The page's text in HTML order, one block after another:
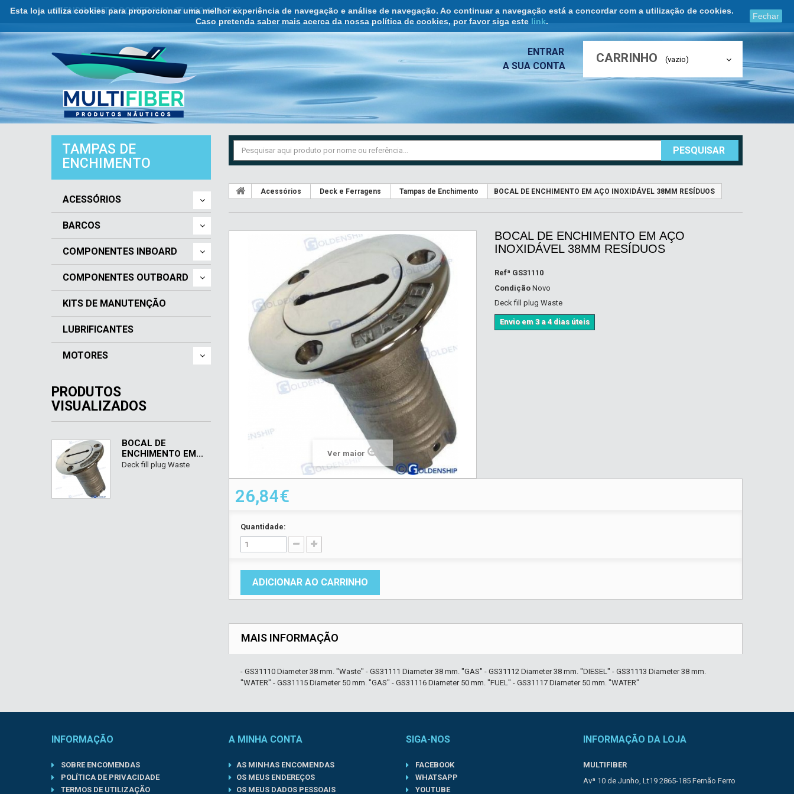
Esta loja utiliza cookies para proporcionar uma melhor experiência de navegação e análise de navegação. Ao continuar a navegação está a concordar com a utilização de cookies.
Caso pretenda saber mais acerca da nossa política de cookies, por favor siga este link.
Fechar
ATENDIMENTO COMERCIAL ☏ 932 121 707
CARRINHO (vazio)
ENTRAR
A SUA CONTA
PESQUISAR
TAMPAS DE
ENCHIMENTO
ACESSÓRIOS
BARCOS
COMPONENTES INBOARD
COMPONENTES OUTBOARD
KITS DE MANUTENÇÃO
LUBRIFICANTES
MOTORES
PRODUTOS
VISUALIZADOS
BOCAL DE
ENCHIMENTO EM...
Deck fill plug Waste
Acessórios Deck e Ferragens Tampas de Enchimento BOCAL DE ENCHIMENTO EM AÇO INOXIDÁVEL 38MM RESÍDUOS
Ver maior
BOCAL DE ENCHIMENTO EM AÇO
INOXIDÁVEL 38MM RESÍDUOS
Refª GS31110
Condição Novo
Deck fill plug Waste
Envio em 3 a 4 dias úteis
26,84€
Quantidade:
ADICIONAR AO CARRINHO
MAIS INFORMAÇÃO
- GS31110 Diameter 38 mm. "Waste" - GS31111 Diameter 38 mm. "GAS" - GS31112 Diameter 38 mm. "DIESEL" - GS31113 Diameter 38 mm.
"WATER" - GS31115 Diameter 50 mm. "GAS" - GS31116 Diameter 50 mm. "FUEL" - GS31117 Diameter 50 mm. "WATER"
INFORMAÇÃO
SOBRE ENCOMENDAS
POLÍTICA DE PRIVACIDADE
TERMOS DE UTILIZAÇÃO
A MINHA CONTA
AS MINHAS ENCOMENDAS
OS MEUS ENDEREÇOS
OS MEUS DADOS PESSOAIS
SIGA-NOS
FACEBOOK
WHATSAPP
YOUTUBE
INFORMAÇÃO DA LOJA
MULTIFIBER
Avª 10 de Junho, Lt19 2865-185 Fernão Ferro